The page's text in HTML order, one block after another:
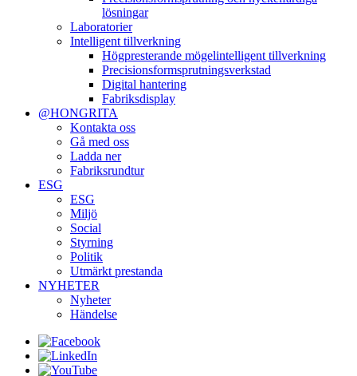
lösningar
Laboratorier
Intelligent tillverkning
Högpresterande mögelintelligent tillverkning
Precisionsformsprutningsverkstad
Digital hantering
Fabriksdisplay
@HONGRITA
Kontakta oss
Gå med oss
Ladda ner
Fabriksrundtur
ESG
ESG
Miljö
Social
Styrning
Politik
Utmärkt prestanda
NYHETER
Nyheter
Händelse